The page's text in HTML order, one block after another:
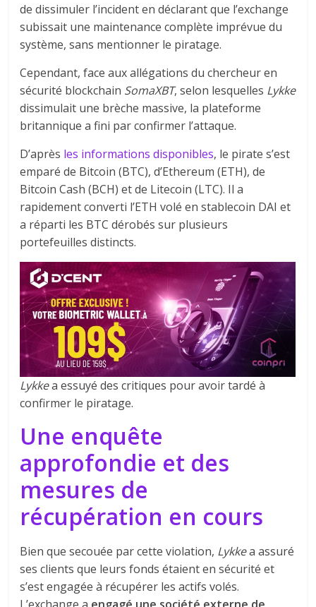
de dissimuler l’incident en déclarant que l’exchange
subissait une maintenance complète imprévue du
système, sans mentionner le piratage.
Cependant, face aux allégations du chercheur en
sécurité blockchain SomaXBT, selon lesquelles Lykke
dissimulait une brèche massive, la plateforme
britannique a fini par confirmer l’attaque.
D’après les informations disponibles, le pirate s’est
emparé de Bitcoin (BTC), d’Ethereum (ETH), de
Bitcoin Cash (BCH) et de Litecoin (LTC). Il a
rapidement converti l’ETH volé en stablecoin DAI et
a réparti les BTC dérobés sur plusieurs
portefeuilles distincts.
Lykkea essuyé des critiques pour avoir tardé à
confirmer le piratage.
Une enquête
approfondie et des
mesures de
récupération en cours
Bien que secouée par cette violation, Lykkea assuré
ses clients que leurs fonds étaient en sécurité et
s’est engagée à récupérer les actifs volés.